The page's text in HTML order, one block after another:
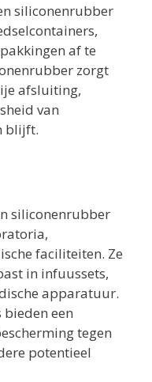
siliconenrubber
af te
zorgt
afsluiting,
van
blijft.
siliconenrubber
faciliteiten. Ze
in infuussets,
apparatuur.
een
tegen
potentieel